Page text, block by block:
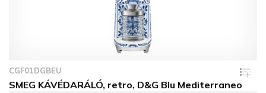
CGF01DGBEU
SMEG KÁVÉDARÁLÓ, retro, D&G Blu Mediterraneo